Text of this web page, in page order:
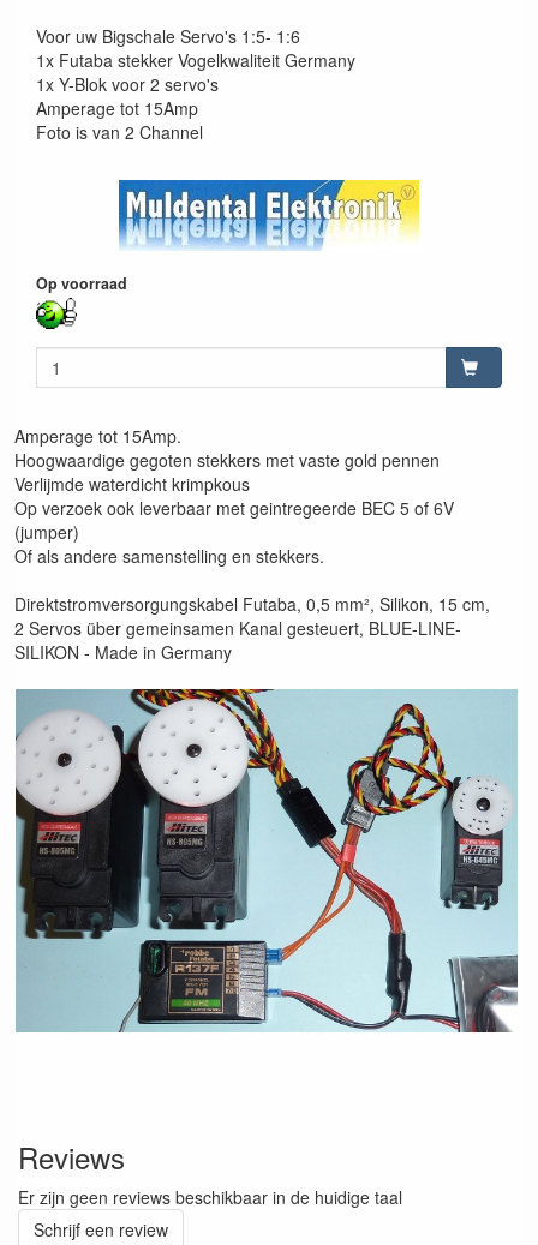
Voor uw Bigschale Servo's 1:5- 1:6
1x Futaba stekker Vogelkwaliteit Germany
1x Y-Blok voor 2 servo's
Amperage tot 15Amp
Foto is van 2 Channel
Op voorraad
Amperage tot 15Amp.
Hoogwaardige gegoten stekkers met vaste gold pennen
Verlijmde waterdicht krimpkous
Op verzoek ook leverbaar met geintregeerde BEC 5 of 6V
(jumper)
Of als andere samenstelling en stekkers.
Direktstromversorgungskabel Futaba, 0,5 mm², Silikon, 15 cm,
2 Servos über gemeinsamen Kanal gesteuert, BLUE-LINE-
SILIKON - Made in Germany
Reviews
Er zijn geen reviews beschikbaar in de huidige taal
Schrijf een review